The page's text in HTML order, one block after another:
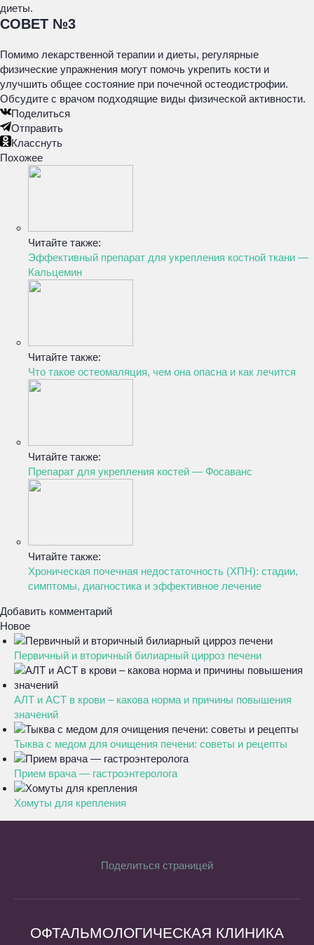
диеты.
СОВЕТ №3
Помимо лекарственной терапии и диеты, регулярные
физические упражнения могут помочь укрепить кости и
улучшить общее состояние при почечной остеодистрофии.
Обсудите с врачом подходящие виды физической активности.
Поделиться
Отправить
Класснуть
Похожее
Читайте также:
Эффективный препарат для укрепления костной ткани —
Кальцемин
Читайте также:
Что такое остеомаляция, чем она опасна и как лечится
Читайте также:
Препарат для укрепления костей — Фосаванс
Читайте также:
Хроническая почечная недостаточность (ХПН): стадии,
симптомы, диагностика и эффективное лечение
Добавить комментарий
Новое
Первичный и вторичный билиарный цирроз печени
АЛТ и АСТ в крови – какова норма и причины повышения
значений
Тыква с медом для очищения печени: советы и рецепты
Прием врача — гастроэнтеролога
Хомуты для крепления
Поделиться страницей
ОФТАЛЬМОЛОГИЧЕСКАЯ КЛИНИКА